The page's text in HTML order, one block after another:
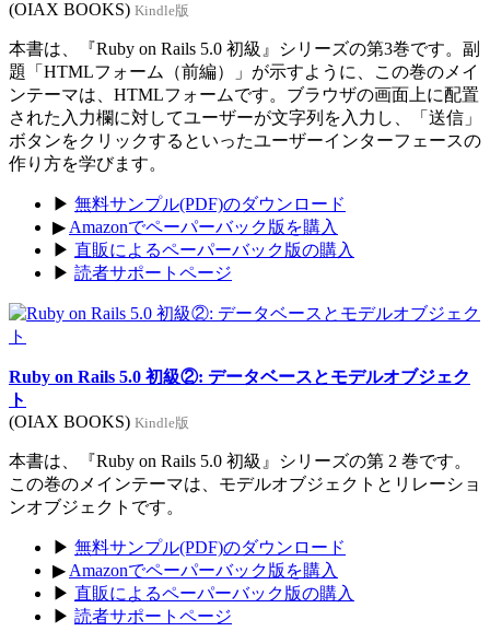
(OIAX BOOKS) Kindle版
本書は、『Ruby on Rails 5.0 初級』シリーズの第3巻です。副
題「HTMLフォーム（前編）」が示すように、この巻のメイ
ンテーマは、HTMLフォームです。ブラウザの画面上に配置
された入力欄に対してユーザーが文字列を入力し、「送信」
ボタンをクリックするといったユーザーインターフェースの
作り方を学びます。
▶ 無料サンプル(PDF)のダウンロード
▶ Amazonでペーパーバック版を購入
▶ 直販によるペーパーバック版の購入
▶ 読者サポートページ
Ruby on Rails 5.0 初級②: データベースとモデルオブジェク
ト
(OIAX BOOKS) Kindle版
本書は、『Ruby on Rails 5.0 初級』シリーズの第 2 巻です。
この巻のメインテーマは、モデルオブジェクトとリレーショ
ンオブジェクトです。
▶ 無料サンプル(PDF)のダウンロード
▶ Amazonでペーパーバック版を購入
▶ 直販によるペーパーバック版の購入
▶ 読者サポートページ